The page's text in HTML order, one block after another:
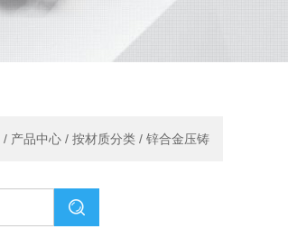
/ 产品中心 / 按材质分类 / 锌合金压铸